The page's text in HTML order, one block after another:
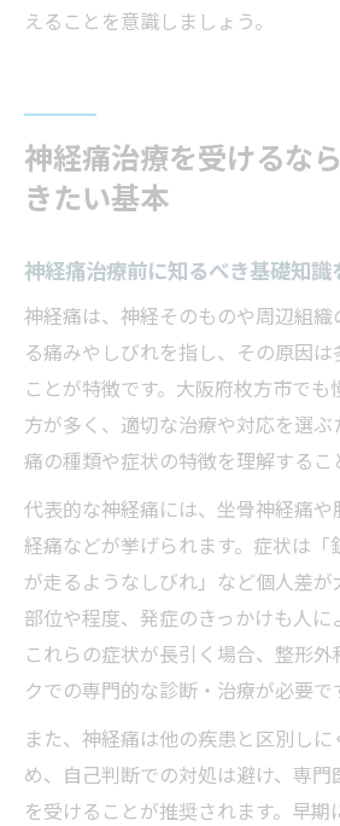
えることを意識しましょう。
神経痛治療を受けるな
きたい基本
神経痛治療前に知るべき基礎知識
神経痛は、神経そのものや周辺組織
る痛みやしびれを指し、その原因は
ことが特徴です。大阪府枚方市でも
方が多く、適切な治療や対応を選
痛の種類や症状の特徴を理解するこ
代表的な神経痛には、坐骨神経痛や
経痛などが挙げられます。症状は「
が走るようなしびれ」など個人差
部位や程度、発症のきっかけも人に
これらの症状が長引く場合、整形外
クでの専門的な診断・治療が必要で
また、神経痛は他の疾患と区別し
め、自己判断での対処は避け、専
を受けることが推奨されます。早期